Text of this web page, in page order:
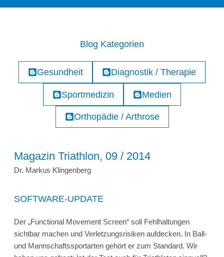
Blog Kategorien
Gesundheit Diagnostik / Therapie
Sportmedizin Medien
Orthopädie / Arthrose
Magazin Triathlon, 09 / 2014
Dr. Markus Klingenberg
SOFTWARE-UPDATE
Der „Functional Movement Screen“ soll Fehlhaltungen
sichtbar machen und Verletzungsrisiken aufdecken. In Ball-
und Mannschaftssportarten gehört er zum Standard. Wir